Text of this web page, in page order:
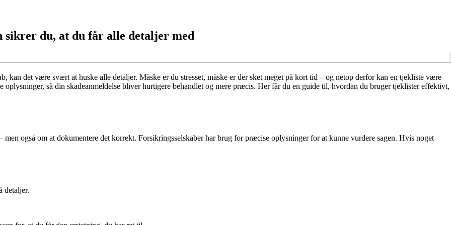
sikrer du, at du får alle detaljer med
kan det være svært at huske alle detaljer. Måske er du stresset, måske er der sket meget på kort tid – og netop derfor kan en tjekliste være
så din skadeanmeldelse bliver hurtigere behandlet og mere præcis. Her får du en guide til, hvordan du bruger tjeklister effektivt,
også om at dokumentere det korrekt. Forsikringsselskaber har brug for præcise oplysninger for at kunne vurdere sagen. Hvis noget
detaljer.